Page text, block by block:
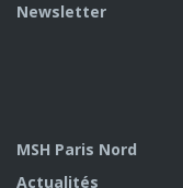
Newsletter
MSH Paris Nord
Actualités